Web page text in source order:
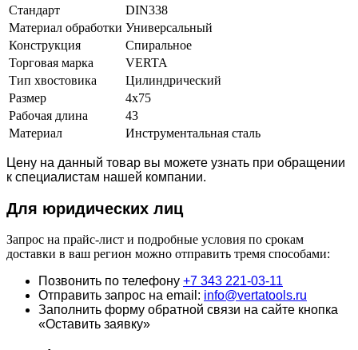
Стандарт
DIN338
Материал обработки Универсальный
Конструкция
Спиральное
Торговая марка
VERTA
Тип хвостовика
Цилиндрический
Размер
4х75
Рабочая длина
43
Материал
Инструментальная сталь
Цену на данный товар вы можете узнать при обращении
к специалистам нашей компании.
Для юридических лиц
Запрос на прайс-лист и подробные условия по срокам
доставки в ваш регион можно отправить тремя способами:
Позвонить по телефону +7 343 221-03-11
Отправить запрос на email: info@vertatools.ru
Заполнить форму обратной связи на сайте кнопка
«Оставить заявку»